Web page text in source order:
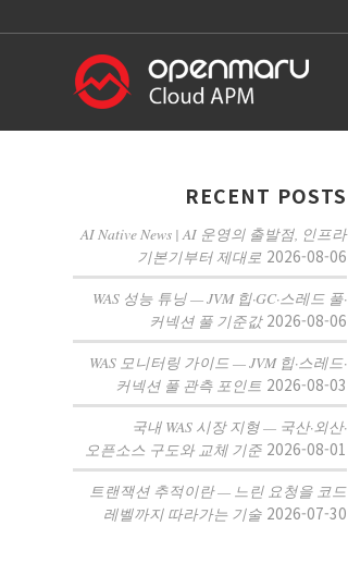
RECENT POSTS
AI Native News | AI 운영의 출발점, 인프라
기본기부터 제대로 2026-08-06
WAS 성능 튜닝 — JVM 힙·GC·스레드 풀·
커넥션 풀 기준값 2026-08-06
WAS 모니터링 가이드 — JVM 힙·스레드·
커넥션 풀 관측 포인트 2026-08-03
국내 WAS 시장 지형 — 국산·외산·
오픈소스 구도와 교체 기준 2026-08-01
트랜잭션 추적이란 — 느린 요청을 코드
레벨까지 따라가는 기술 2026-07-30